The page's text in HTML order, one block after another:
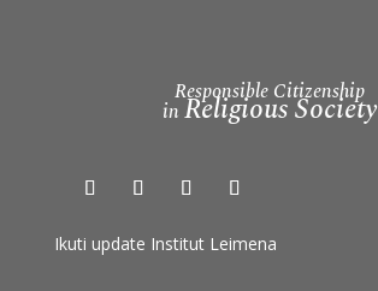
Responsible Citizenship
in Religious Society
Ikuti update Institut Leimena